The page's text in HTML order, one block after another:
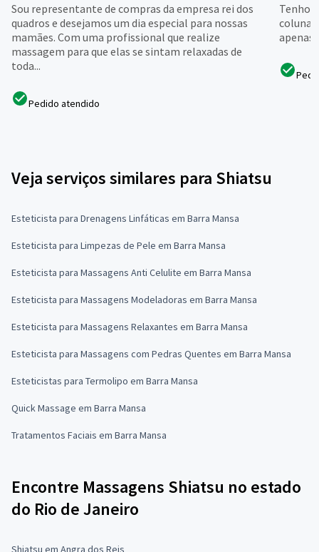
Sou representante de compras da empresa rei dos
quadros e desejamos um dia especial para nossas
mamães. Com uma profissional que realize
massagem para que elas se sintam relaxadas de
toda...
Pedido atendido
Tenho
coluna
apenas
Veja serviços similares para Shiatsu
Esteticista para Drenagens Linfáticas em Barra Mansa
Esteticista para Limpezas de Pele em Barra Mansa
Esteticista para Massagens Anti Celulite em Barra Mansa
Esteticista para Massagens Modeladoras em Barra Mansa
Esteticista para Massagens Relaxantes em Barra Mansa
Esteticista para Massagens com Pedras Quentes em Barra Mansa
Esteticistas para Termolipo em Barra Mansa
Quick Massage em Barra Mansa
Tratamentos Faciais em Barra Mansa
Encontre Massagens Shiatsu no estado
do Rio de Janeiro
Shiatsu em Angra dos Reis